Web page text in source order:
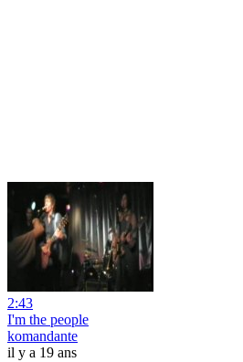
2:43
I'm the people
komandante
il y a 19 ans